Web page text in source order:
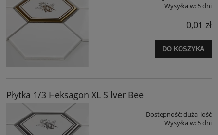
Wysyłka w: 5 dni
0,01 zł
DO KOSZYKA
Płytka 1/3 Heksagon XL Silver Bee
Dostępność:duża ilość
Wysyłka w: 5 dni